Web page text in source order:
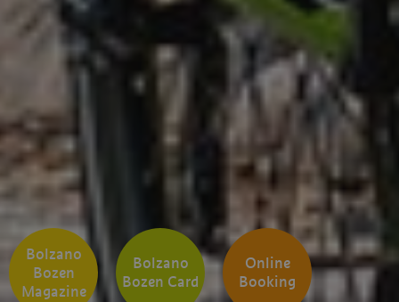
Online
Booking
Bolzano
Bozen Card
Bolzano
Bozen
Magazine